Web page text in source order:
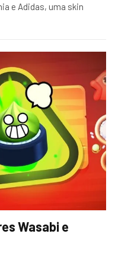
e Adidas, uma skin
Wasabi e